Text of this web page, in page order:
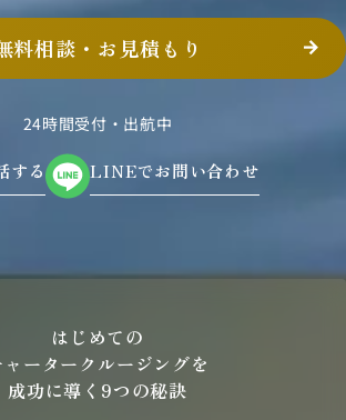
料相談・お見積もり
24時間受付・出航中
する LINEでお問い合わせ
はじめての
ャータークルージングを
成功に導く9つの秘訣